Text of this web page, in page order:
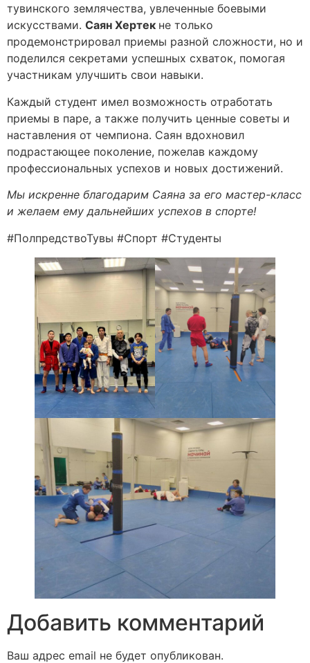
тувинского землячества, увлеченные боевыми
искусствами. Саян Хертек не только
продемонстрировал приемы разной сложности, но и
поделился секретами успешных схваток, помогая
участникам улучшить свои навыки.
Каждый студент имел возможность отработать
приемы в паре, а также получить ценные советы и
наставления от чемпиона. Саян вдохновил
подрастающее поколение, пожелав каждому
профессиональных успехов и новых достижений.
Мы искренне благодарим Саяна за его мастер-класс
и желаем ему дальнейших успехов в спорте!
#ПолпредствоТувы #Спорт #Студенты
Добавить комментарий
Ваш адрес email не будет опубликован.